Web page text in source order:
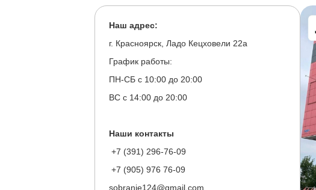
Наш адрес:
г. Красноярск, Ладо Кецховели 22а
График работы:
ПН-СБ с 10:00 до 20:00
ВС с 14:00 до 20:00
Наши контакты
+7 (391) 296-76-09
+7 (905) 976 76-09
sobranie124@gmail.com